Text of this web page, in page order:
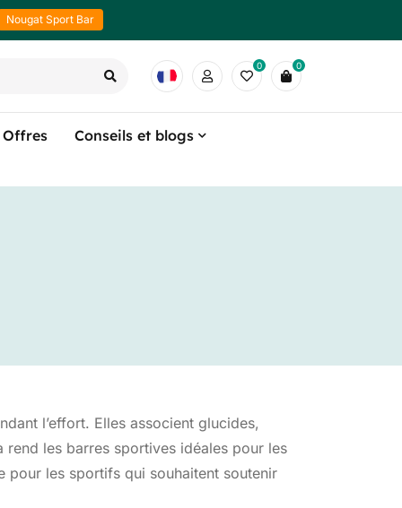
Nougat Sport Bar
0 0
Offres
Conseils et blogs
l’effort. Elles associent glucides,
les barres sportives idéales pour les
pour les sportifs qui souhaitent soutenir